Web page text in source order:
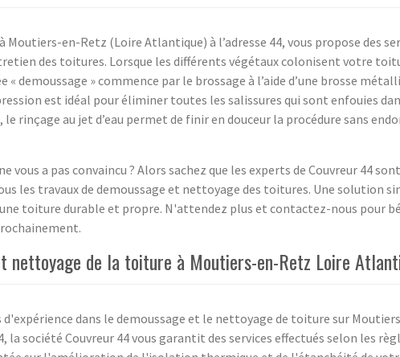
Moutiers-en-Retz (Loire Atlantique) à l’adresse 44, vous propose des
des toitures. Lorsque les différents végétaux colonisent votre
« demoussage » commence par le brossage à l’aide d’une brosse
est idéal pour éliminer toutes les salissures qui sont enfouies
rinçage au jet d’eau permet de finir en douceur la procédure sans
vous a pas convaincu ? Alors sachez que les experts de Couvreur 44
les travaux de demoussage et nettoyage des toitures. Une solution
une toiture durable et propre. N'attendez plus et contactez-nous pour
nettoyage de la toiture à Moutiers-en-Retz Loire
d'expérience dans le demoussage et le nettoyage de toiture sur
la société Couvreur 44 vous garantit des services effectués selon les